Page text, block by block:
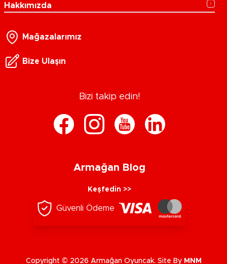
Hakkımızda
Mağazalarımız
Bize Ulaşın
Bizi takip edin!
Armağan Blog
Keşfedin >>
Güvenli Ödeme
Copyright © 2026 Armağan Oyuncak. Site By MNM